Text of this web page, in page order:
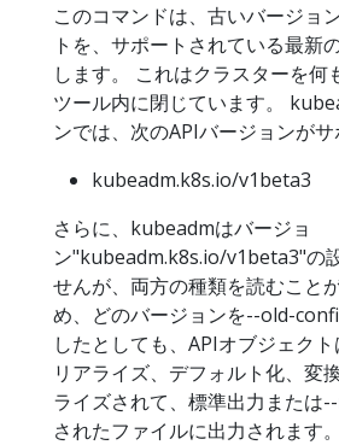
このコマンドは、古いバージョ
トを、サポートされている最新
します。 これはクラスターを何
ツール内に閉じています。
ンでは、次のAPIバージョンが
kubeadm.k8s.io/v1beta3
さらに、kubeadmはバージョ
ン"kubeadm.k8s.io/v1beta3"の
せんが、両方の種類を読むこと
め、どのバージョンを--old-
したとしても、APIオブジェク
リアライズ、デフォルト化、変
ライズされて、標準出力または
されたファイルに出力されます。